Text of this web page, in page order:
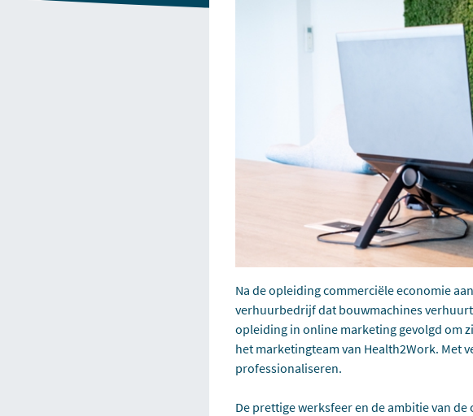
Na de opleiding commerciële economie
verhuurbedrijf dat bouwmachines
opleiding in online marketing gevolgd om
het marketingteam van Health2Work. Met
professionaliseren.
De prettige werksfeer en de ambitie van